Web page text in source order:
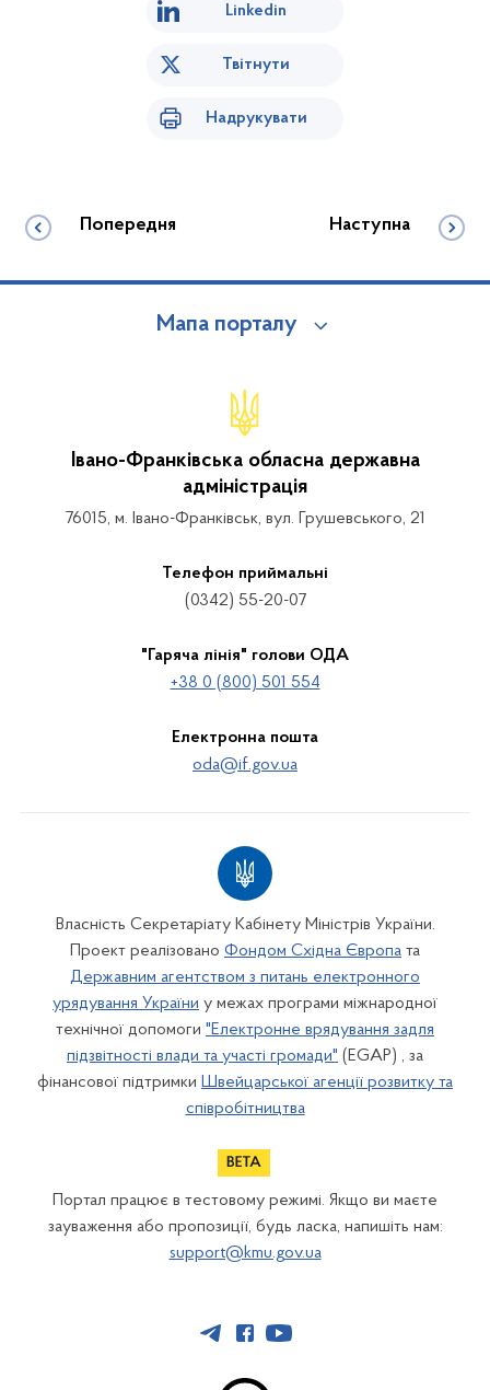
Linkedin
Твітнути
Надрукувати
Попередня Наступна
Мапа порталу
Івано-Франківська обласна державна
адміністрація
76015, м. Івано-Франківськ, вул. Грушевського, 21
Телефон приймальні
(0342) 55-20-07
"Гаряча лінія" голови ОДА
+38 0 (800) 501 554
Електронна пошта
oda@if.gov.ua
Власність Секретаріату Кабінету Міністрів України.
Проект реалізовано Фондом Східна Європа та
Державним агентством з питань електронного
урядування України у межах програми міжнародної
технічної допомоги "Електронне врядування задля
підзвітності влади та участі громади" (EGAP) , за
фінансової підтримки Швейцарської агенції розвитку та
співробітництва
Портал працює в тестовому режимі. Якщо ви маєте
зауваження або пропозиції, будь ласка, напишіть нам:
support@kmu.gov.ua